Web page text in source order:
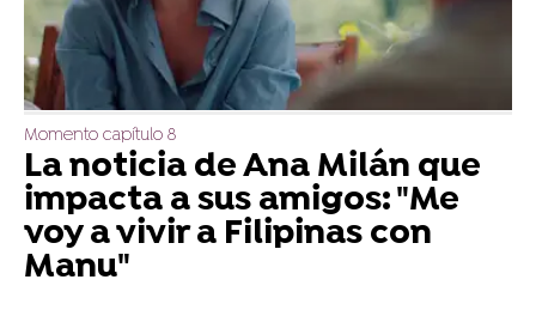
Momento capítulo 8
La noticia de Ana Milán que
impacta a sus amigos: "Me
voy a vivir a Filipinas con
Manu"